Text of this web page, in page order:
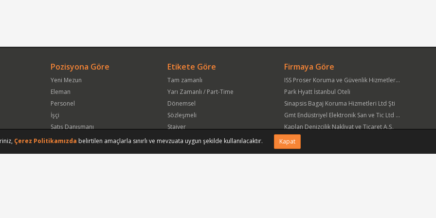
Pozisyona Göre
Yeni Mezun
Eleman
Personel
İşçi
Satış Danışmanı
Öğrenci
Etikete Göre
Tam zamanlı
Yarı Zamanlı / Part-Time
Dönemsel
Sözleşmeli
Stajyer
Freelance
Firmaya Göre
ISS Proser Koruma ve Güvenlik Hizmetleri A.Ş.
Park Hyatt İstanbul Oteli
Sinapsis Bagaj Koruma Hizmetleri Ltd Şti
Gmt Endüstriyel Elektronik San ve Tic Ltd Şti
Kaplan Denizcilik Nakliyat ve Ticaret A.Ş.
APlus Hastane Otelcilik Hizmetleri A.Ş.
Çerez Politikamızda belirtilen amaçlarla sınırlı ve mevzuata uygun şekilde kullanılacaktır. Kapat